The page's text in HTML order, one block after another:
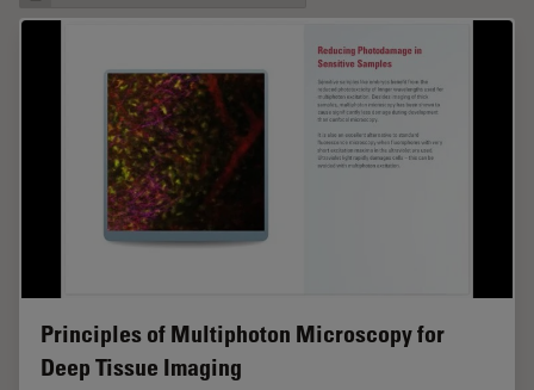
Principles of Multiphoton Microscopy for
Deep Tissue Imaging